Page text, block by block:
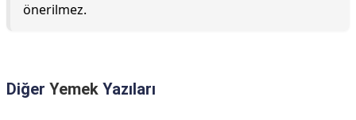
önerilmez.
Diğer Yemek Yazıları